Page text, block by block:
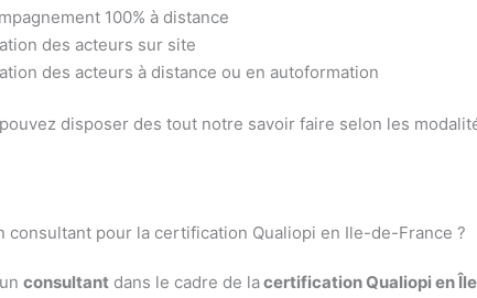
100% à distance
des acteurs sur site
des acteurs à distance ou en autoformation
disposer des tout notre savoir faire selon les
consultant pour la certification Qualiopi en Ile-de-France ?
consultant dans le cadre de lacertification Qualiopi en